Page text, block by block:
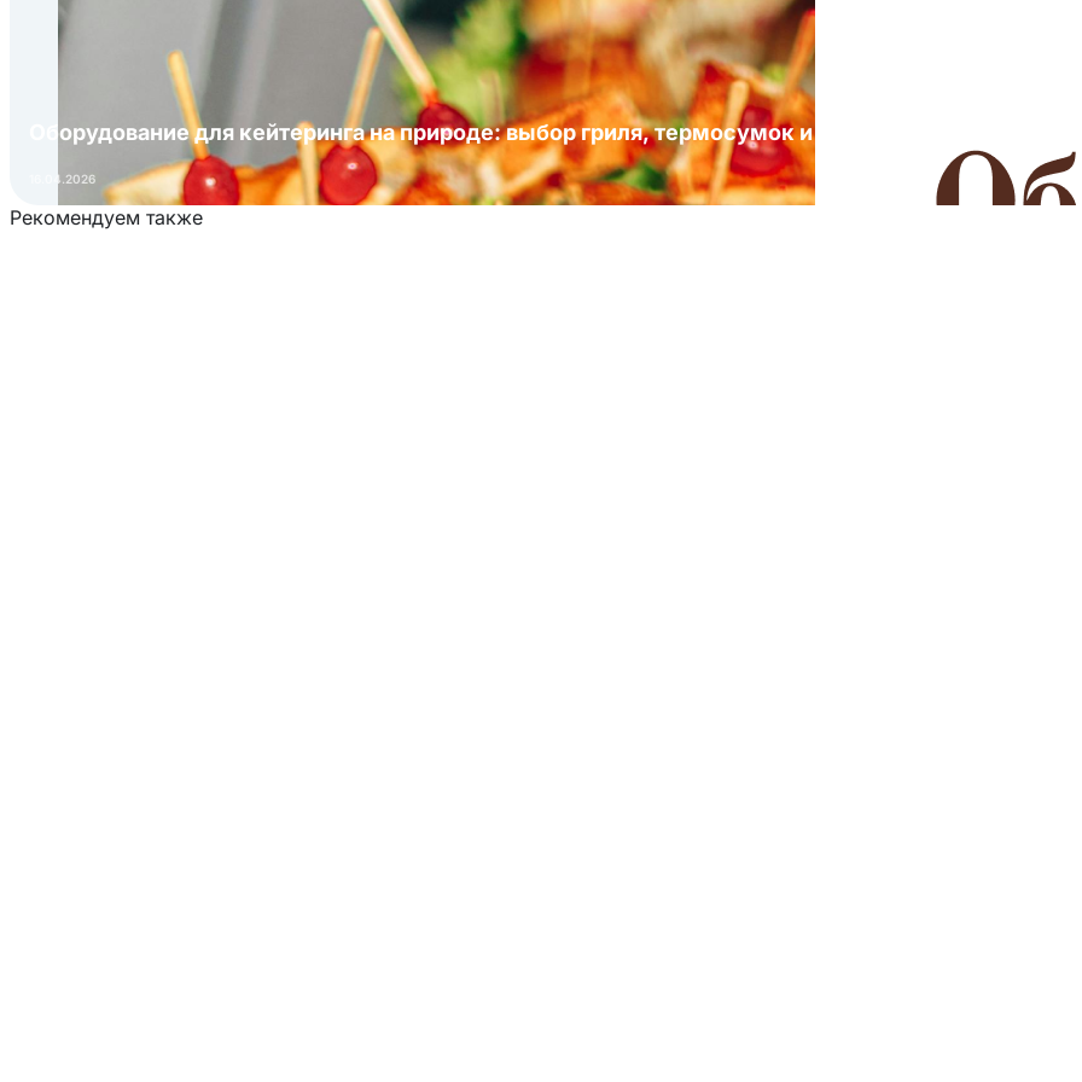
Оборудование для кейтеринга на природе: выбор гриля, термосумок и посуды для выездных
16.04.2026
Рекомендуем также